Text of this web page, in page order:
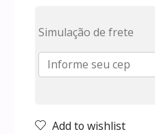
Simulação de frete
Add to wishlist